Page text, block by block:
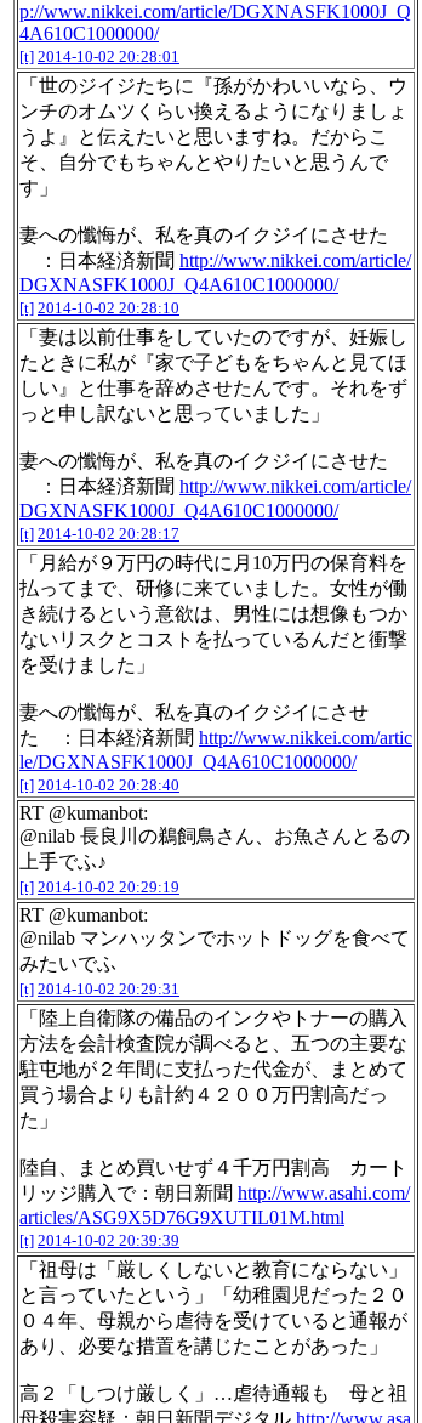
p://www.nikkei.com/article/DGXNASFK1000J_Q
4A610C1000000/
[t] 2014-10-02 20:28:01
「世のジイジたちに『孫がかわいいなら、ウ
ンチのオムツくらい換えるようになりましょ
うよ』と伝えたいと思いますね。だからこ
そ、自分でもちゃんとやりたいと思うんで
す」
妻への懺悔が、私を真のイクジイにさせた
：日本経済新聞 http://www.nikkei.com/article/
DGXNASFK1000J_Q4A610C1000000/
[t] 2014-10-02 20:28:10
「妻は以前仕事をしていたのですが、妊娠し
たときに私が『家で子どもをちゃんと見てほ
しい』と仕事を辞めさせたんです。それをず
っと申し訳ないと思っていました」
妻への懺悔が、私を真のイクジイにさせた
：日本経済新聞 http://www.nikkei.com/article/
DGXNASFK1000J_Q4A610C1000000/
[t] 2014-10-02 20:28:17
「月給が９万円の時代に月10万円の保育料を
払ってまで、研修に来ていました。女性が働
き続けるという意欲は、男性には想像もつか
ないリスクとコストを払っているんだと衝撃
を受けました」
妻への懺悔が、私を真のイクジイにさせ
た ：日本経済新聞 http://www.nikkei.com/artic
le/DGXNASFK1000J_Q4A610C1000000/
[t] 2014-10-02 20:28:40
RT @kumanbot:
@nilab 長良川の鵜飼鳥さん、お魚さんとるの
上手でふ♪
[t] 2014-10-02 20:29:19
RT @kumanbot:
@nilab マンハッタンでホットドッグを食べて
みたいでふ
[t] 2014-10-02 20:29:31
「陸上自衛隊の備品のインクやトナーの購入
方法を会計検査院が調べると、五つの主要な
駐屯地が２年間に支払った代金が、まとめて
買う場合よりも計約４２００万円割高だっ
た」
陸自、まとめ買いせず４千万円割高 カート
リッジ購入で：朝日新聞 http://www.asahi.com/
articles/ASG9X5D76G9XUTIL01M.html
[t] 2014-10-02 20:39:39
「祖母は「厳しくしないと教育にならない」
と言っていたという」「幼稚園児だった２０
０４年、母親から虐待を受けていると通報が
あり、必要な措置を講じたことがあった」
高２「しつけ厳しく」…虐待通報も 母と祖